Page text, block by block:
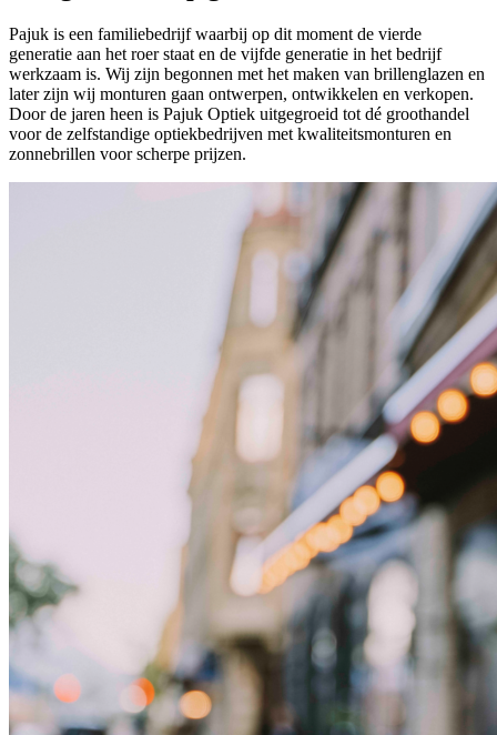
Pajuk is een familiebedrijf waarbij op dit moment de vierde
generatie aan het roer staat en de vijfde generatie in het bedrijf
werkzaam is. Wij zijn begonnen met het maken van brillenglazen en
later zijn wij monturen gaan ontwerpen, ontwikkelen en verkopen.
Door de jaren heen is Pajuk Optiek uitgegroeid tot dé groothandel
voor de zelfstandige optiekbedrijven met kwaliteitsmonturen en
zonnebrillen voor scherpe prijzen.